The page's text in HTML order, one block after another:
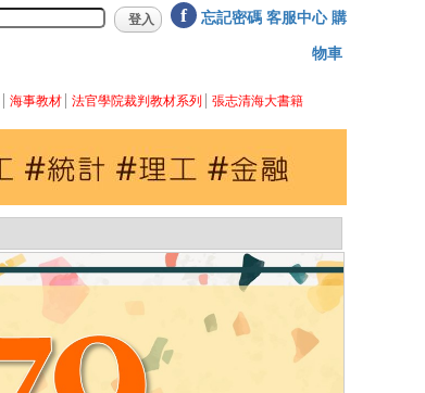
f 忘記密碼 客服中心 購
物車
海事教材 法官學院裁判教材系列 張志清海大書籍